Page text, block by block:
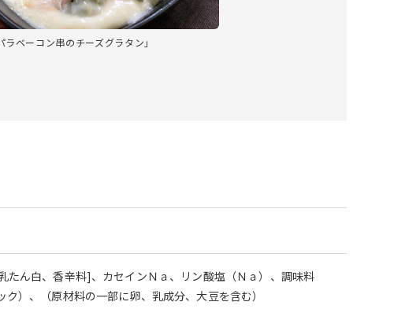
ラベーコン串のチーズグラタン」
ん白、香辛料]、カセインＮａ、リン酸塩（Ｎａ）、調味料
）、（原材料の一部に卵、乳成分、大豆を含む）